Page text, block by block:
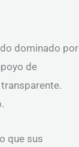
dominado por
de
que sus